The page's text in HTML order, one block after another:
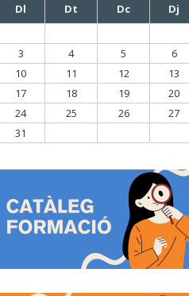
Dl Dt Dc Dj
3
4 5 6
10
11 12 13
17
18 19 20
24
25 26 27
31